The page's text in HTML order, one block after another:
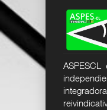
ASPESCL
y